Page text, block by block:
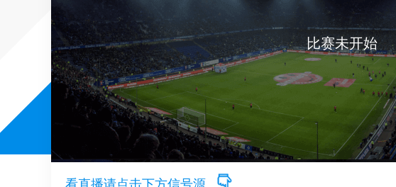
比赛未开始
看直播请点击下方信号源